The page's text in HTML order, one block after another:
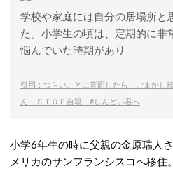
学校や家庭には自分の居場所と
た。小学生の頃は、定期的に非
悩んでいた時期があり
引用：つらいことに直面したら、ごまかし
ん ＳＴＯＰ自殺 #しんどい君へ
小学6年生の時に父親の金原瑞人
メリカのサンフランシスコへ移住